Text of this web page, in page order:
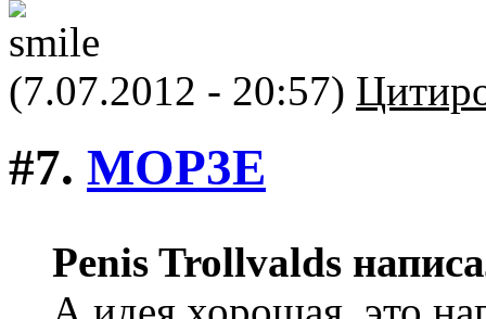
(7.07.2012 - 20:57)
#7. MOP3E
Penis Trollvalds